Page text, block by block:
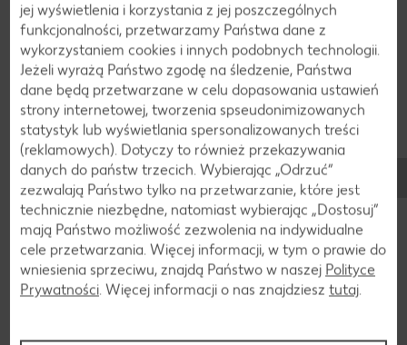
Sok z winogron może mieć wiele różnych zastosowań – w
zależności od indywidualnych upodobań i celów. Często jest
spożywany jako odświeżający napój i można go również
rozcieńczać wodą. W przepisach często jest stosowany jako
dodatek do gotowania i pieczenia. Ze względu na swoją
wysoką zawartość przeciwutleniaczy i innych zdrowych
składników sok z winogron uchodzi za zdrowy napój. Przy
wytwarzaniu wina sok z winogron stanowi główny składnik,
ponieważ zawiera odpowiednią ilość cukru i składników
odżywczych do fermentacji.
Sok z winogron należy przechowywać w chłodnym i
ciemnym miejscu, aby uniknąć utlenienia, a w rezultacie
pogorszenia smaku i jakości. Najlepiej jest przechowywać
sok w lodówce w temperaturze między 2-7 stopni Celsjusza
winogron, w zależności od rodzaju opakowania (szklana
jej wyświetlenia i korzystania z jej poszczególnych
funkcjonalności, przetwarzamy Państwa dane z
wykorzystaniem cookies i innych podobnych technologii.
Jeżeli wyrażą Państwo zgodę na śledzenie, Państwa
dane będą przetwarzane w celu dopasowania ustawień
strony internetowej, tworzenia spseudonimizowanych
statystyk lub wyświetlania spersonalizowanych treści
(reklamowych). Dotyczy to również przekazywania
danych do państw trzecich. Wybierając „Odrzuć“
zezwalają Państwo tylko na przetwarzanie, które jest
technicznie niezbędne, natomiast wybierając „Dostosuj”
mają Państwo możliwość zezwolenia na indywidualne
cele przetwarzania. Więcej informacji, w tym o prawie do
wniesienia sprzeciwu, znajdą Państwo w naszej Polityce
Prywatności. Więcej informacji o nas znajdziesz tutaj.